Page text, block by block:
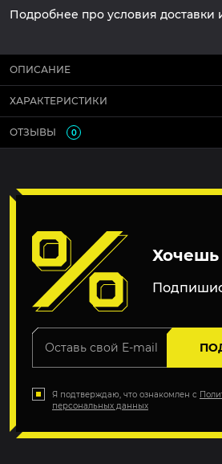
Подробнее про условия доставки
ОПИСАНИЕ
ХАРАКТЕРИСТИКИ
ОТЗЫВЫ 0
Хочешь
Я подтверждаю, что ознакомлен с
персональных данных